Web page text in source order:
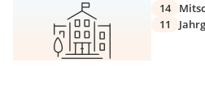
14
11